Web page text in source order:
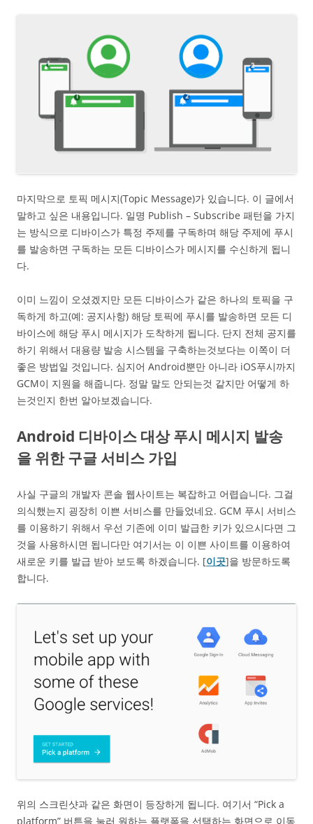
마지막으로 토픽 메시지(Topic Message)가 있습니다. 이 글에서
말하고 싶은 내용입니다. 일명 Publish – Subscribe 패턴을 가지
는 방식으로 디바이스가 특정 주제를 구독하며 해당 주제에 푸시
를 발송하면 구독하는 모든 디바이스가 메시지를 수신하게 됩니
다.
이미 느낌이 오셨겠지만 모든 디바이스가 같은 하나의 토픽을 구
독하게 하고(예: 공지사항) 해당 토픽에 푸시를 발송하면 모든 디
바이스에 해당 푸시 메시지가 도착하게 됩니다. 단지 전체 공지를
하기 위해서 대용량 발송 시스템을 구축하는것보다는 이쪽이 더
좋은 방법일 것입니다. 심지어 Android뿐만 아니라 iOS푸시까지
GCM이 지원을 해줍니다. 정말 말도 안되는것 같지만 어떻게 하
는것인지 한번 알아보겠습니다.
Android 디바이스 대상 푸시 메시지 발송
을 위한 구글 서비스 가입
사실 구글의 개발자 콘솔 웹사이트는 복잡하고 어렵습니다. 그걸
의식했는지 굉장히 이쁜 서비스를 만들었네요. GCM 푸시 서비스
를 이용하기 위해서 우선 기존에 이미 발급한 키가 있으시다면 그
것을 사용하시면 됩니다만 여기서는 이 이쁜 사이트를 이용하여
새로운 키를 발급 받아 보도록 하겠습니다. [이곳]을 방문하도록
합니다.
위의 스크린샷과 같은 화면이 등장하게 됩니다. 여기서 “Pick a
platform” 버튼을 눌러 원하는 플랫폼을 선택하는 화면으로 이동